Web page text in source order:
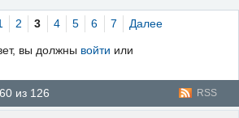
2 3 4 5 6 7 Далее
вы должны войти или
RSS
из 126